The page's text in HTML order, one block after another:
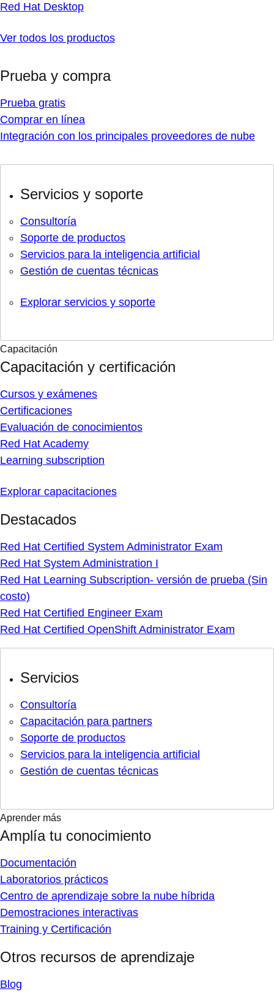
Red Hat Desktop
Ver todos los productos
Prueba y compra
Prueba gratis
Comprar en línea
Integración con los principales proveedores de nube
Servicios y soporte
Consultoría
Soporte de productos
Servicios para la inteligencia artificial
Gestión de cuentas técnicas
Explorar servicios y soporte
Capacitación
Capacitación y certificación
Cursos y exámenes
Certificaciones
Evaluación de conocimientos
Red Hat Academy
Learning subscription
Explorar capacitaciones
Destacados
Red Hat Certified System Administrator Exam
Red Hat System Administration I
Red Hat Learning Subscription- versión de prueba (Sin
costo)
Red Hat Certified Engineer Exam
Red Hat Certified OpenShift Administrator Exam
Servicios
Consultoría
Capacitación para partners
Soporte de productos
Servicios para la inteligencia artificial
Gestión de cuentas técnicas
Aprender más
Amplía tu conocimiento
Documentación
Laboratorios prácticos
Centro de aprendizaje sobre la nube híbrida
Demostraciones interactivas
Training y Certificación
Otros recursos de aprendizaje
Blog